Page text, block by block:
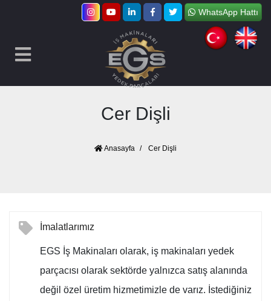
WhatsApp Hattı
Cer Dişli
Anasayfa Cer Dişli
İmalatlarımız
EGS İş Makinaları olarak, iş makinaları yedek
parçacısı olarak sektörde yalnızca satış alanında
değil özel üretim hizmetimizle de varız. İstediğiniz